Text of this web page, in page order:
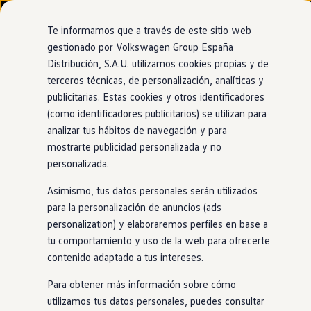
Ir
directamente
al contenido
Ir
directamente
al pie de
página
Nuevo ID. Cross
Vehículos Comerciales
Compra y ofertas
Volkswagen nuevo en stock
Volkswagen de ocasión
Financiación
My Renting
My Way
Seguros
Empresas
Autoescuelas
Eléctricos e híbridos
Más sobre híbridos
Plan Auto +
Etiquetas DGT
Simulador de autonomía, carga y ahorro
Carga y autonomía
Soluciones de carga
Tarifas de carga
Carga en casa
Modos de carga
Concesionario y taller oficial de Volkswagen
Levante Wagen Valencia -
Islas Canarias
Te informamos que a través de este sitio web
gestionado por Volkswagen Group España
Distribución, S.A.U. utilizamos cookies propias y de
terceros técnicas, de personalización, analíticas y
publicitarias. Estas cookies y otros identificadores
(como identificadores publicitarios) se utilizan para
analizar tus hábitos de navegación y para
mostrarte publicidad personalizada y no
personalizada.
Asimismo, tus datos personales serán utilizados
para la personalización de anuncios (ads
personalization) y elaboraremos perfiles en base a
tu comportamiento y uso de la web para ofrecerte
contenido adaptado a tus intereses.
Para obtener más información sobre cómo
utilizamos tus datos personales, puedes consultar